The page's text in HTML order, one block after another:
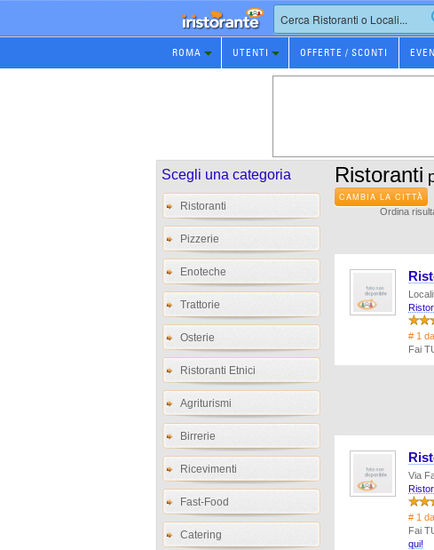
Prenotazione
Ristorante
ROMA UTENTI OFFERTE / SCONTI
Scegli una categoria
Ristoranti
Pizzerie
Enoteche
Trattorie
Osterie
Ristoranti Etnici
Agriturismi
Birrerie
Ricevimenti
Fast-Food
Catering
Ristoranti
CAMBIA LA CITTÀ
Ordina
# 1
Fai
Via
# 1
Fai
qui!